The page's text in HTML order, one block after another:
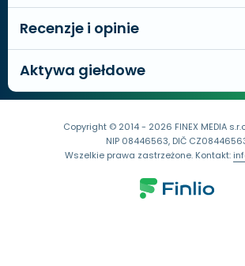
Recenzje i opinie
Aktywa giełdowe
Copyright © 2014 - 2026 FINEX MEDIA
NIP 08446563, DIČ
Wszelkie prawa zastrzeżone. Kontakt: